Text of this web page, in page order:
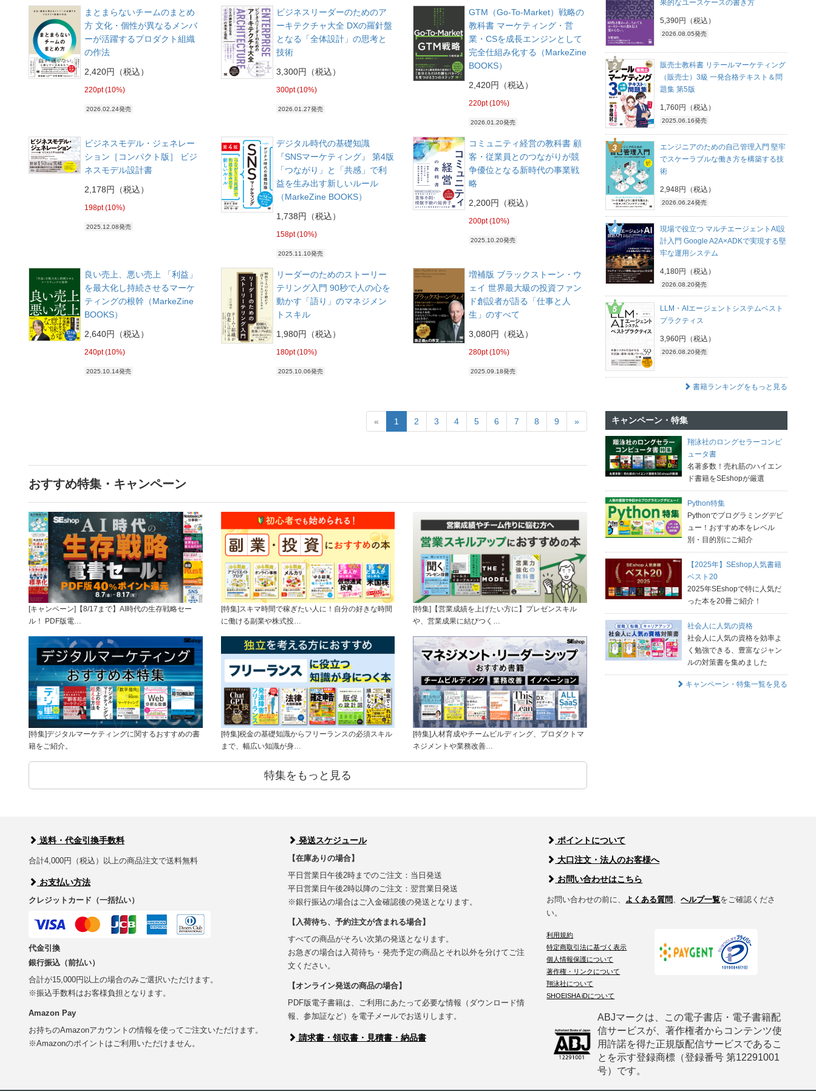
まとまらないチームのまとめ
方 文化・個性が異なるメンバ
ーが活躍するプロダクト組織
の作法
2,420円（税込）
220pt (10%)
2026.02.24発売
ビジネスリーダーのためのア
ーキテクチャ大全 DXの羅針盤
となる「全体設計」の思考と
技術
3,300円（税込）
300pt (10%)
2026.01.27発売
GTM（Go-To-Market）戦略の
教科書 マーケティング・営
業・CSを成長エンジンとして
完全仕組み化する（MarkeZine
BOOKS）
2,420円（税込）
220pt (10%)
2026.01.20発売
ビジネスモデル・ジェネレー
ション［コンパクト版］ ビジ
ネスモデル設計書
2,178円（税込）
198pt (10%)
2025.12.08発売
デジタル時代の基礎知識
『SNSマーケティング』 第4版
「つながり」と「共感」で利
益を生み出す新しいルール
（MarkeZine BOOKS）
1,738円（税込）
158pt (10%)
2025.11.10発売
コミュニティ経営の教科書 顧
客・従業員とのつながりが競
争優位となる新時代の事業戦
略
2,200円（税込）
200pt (10%)
2025.10.20発売
良い売上、悪い売上 「利益」
を最大化し持続させるマーケ
ティングの根幹（MarkeZine
BOOKS）
2,640円（税込）
240pt (10%)
2025.10.14発売
リーダーのためのストーリー
テリング入門 90秒で人の心を
動かす「語り」のマネジメン
トスキル
1,980円（税込）
180pt (10%)
2025.10.06発売
増補版 ブラックストーン・ウ
ェイ 世界最大級の投資ファン
ド創設者が語る「仕事と人
生」のすべて
3,080円（税込）
280pt (10%)
2025.09.18発売
« 1 2 3 4 5 6 7 8 9 »
おすすめ特集・キャンペーン
[キャンペーン]【8/17まで】AI時代の生存戦略セー
ル！ PDF版電…
[特集]スキマ時間で稼ぎたい人に！自分の好きな時間
に働ける副業や株式投…
[特集]【営業成績を上げたい方に】プレゼンスキル
や、営業成果に結びつく…
[特集]デジタルマーケティングに関するおすすめの書
籍をご紹介。
[特集]税金の基礎知識からフリーランスの必須スキル
まで、幅広い知識が身…
[特集]人材育成やチームビルディング、プロダクトマ
ネジメントや業務改善…
特集をもっと見る
果的なユースケースの書き方
5,390円（税込）
2026.08.05発売
販売士教科書 リテールマーケティング
（販売士）3級 一発合格テキスト＆問
題集 第5版
1,760円（税込）
2025.06.16発売
エンジニアのための自己管理入門 堅牢
でスケーラブルな働き方を構築する技
術
2,948円（税込）
2026.06.24発売
現場で役立つ マルチエージェントAI設
計入門 Google A2A×ADKで実現する堅
牢な運用システム
4,180円（税込）
2026.08.20発売
LLM・AIエージェントシステムベスト
プラクティス
3,960円（税込）
2026.08.20発売
書籍ランキングをもっと見る
キャンペーン・特集
翔泳社のロングセラーコンピ
ュータ書
名著多数！売れ筋のハイエン
ド書籍をSEshopが厳選
Python特集
Pythonでプログラミングデビ
ュー！おすすめ本をレベル
別・目的別にご紹介
【2025年】SEshop人気書籍
ベスト20
2025年SEshopで特に人気だ
った本を20冊ご紹介！
社会人に人気の資格
社会人に人気の資格を効率よ
く勉強できる、豊富なジャン
ルの対策書を集めました
キャンペーン・特集一覧を見る
送料・代金引換手数料
合計4,000円（税込）以上の商品注文で送料無料
お支払い方法
クレジットカード（一括払い）
代金引換
銀行振込（前払い）
合計が15,000円以上の場合のみご選択いただけます。
※振込手数料はお客様負担となります。
Amazon Pay
お持ちのAmazonアカウントの情報を使ってご注文いただけます。
※Amazonのポイントはご利用いただけません。
発送スケジュール
【在庫ありの場合】
平日営業日午後2時までのご注文：当日発送
平日営業日午後2時以降のご注文：翌営業日発送
※銀行振込の場合はご入金確認後の発送となります。
【入荷待ち、予約注文が含まれる場合】
すべての商品がそろい次第の発送となります。
お急ぎの場合は入荷待ち・発売予定の商品とそれ以外を分けてご注
文ください。
【オンライン発送の商品の場合】
PDF版電子書籍は、ご利用にあたって必要な情報（ダウンロード情
報、参加証など）を電子メールでお送りします。
請求書・領収書・見積書・納品書
ポイントについて
大口注文・法人のお客様へ
お問い合わせはこちら
お問い合わせの前に、 よくある質問 、ヘルプ一覧をご確認くださ
い。
利用規約
特定商取引法に基づく表示
個人情報保護について
著作権・リンクについて
翔泳社について
SHOEISHA iDについて
ABJマークは、この電子書店・電子書籍配
信サービスが、著作権者からコンテンツ使
用許諾を得た正規版配信サービスであるこ
とを示す登録商標（登録番号 第12291001
号）です。